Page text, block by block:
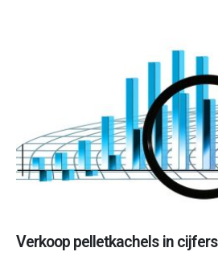
Verkoop pelletkachels in cijfers